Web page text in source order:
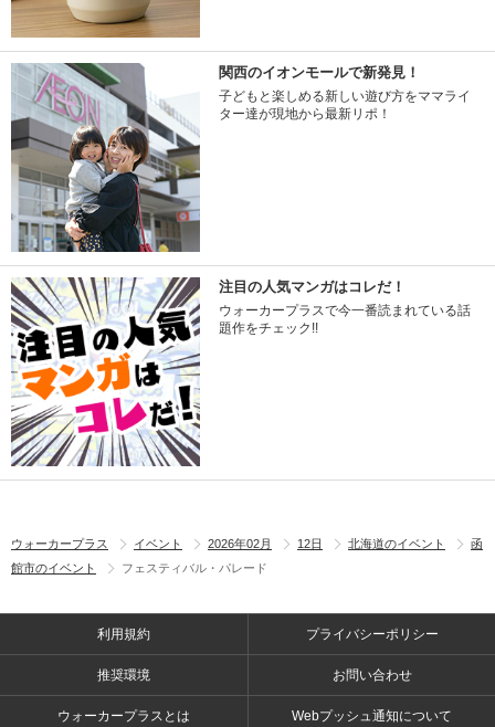
関西のイオンモールで新発見！
子どもと楽しめる新しい遊び方をママライ
ター達が現地から最新リポ！
注目の人気マンガはコレだ！
ウォーカープラスで今一番読まれている話
題作をチェック!!
ウォーカープラス イベント 2026年02月 12日 北海道のイベント
函
館市のイベント
フェスティバル・パレード
利用規約 プライバシーポリシー
推奨環境 お問い合わせ
ウォーカープラスとは Webプッシュ通知について